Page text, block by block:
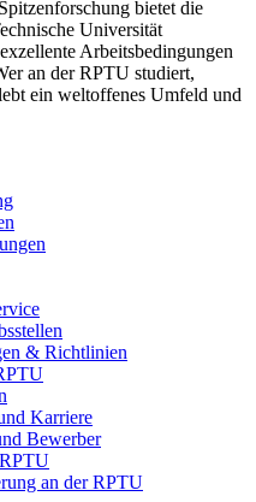
bietet die
Universität
Arbeitsbedingungen
an der RPTU studiert,
ein weltoffenes Umfeld und
& Richtlinien
Karriere
Bewerber
an der RPTU